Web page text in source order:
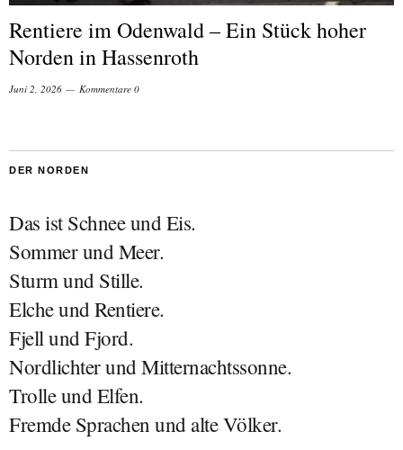
Rentiere im Odenwald – Ein Stück hoher
Norden in Hassenroth
Juni 2, 2026 Kommentare 0
DER NORDEN
Das ist Schnee und Eis.
Sommer und Meer.
Sturm und Stille.
Elche und Rentiere.
Fjell und Fjord.
Nordlichter und Mitternachtssonne.
Trolle und Elfen.
Fremde Sprachen und alte Völker.